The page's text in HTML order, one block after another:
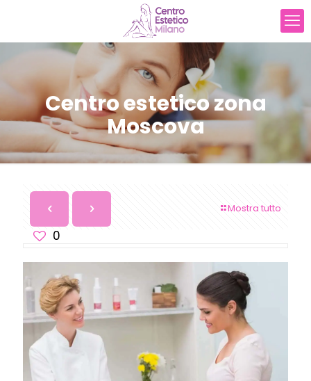
Centro estetico zona
Moscova
Mostra tutto
0